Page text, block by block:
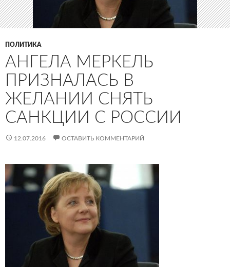
ПОЛИТИКА
АНГЕЛА МЕРКЕЛЬ
ПРИЗНАЛАСЬ В
ЖЕЛАНИИ СНЯТЬ
САНКЦИИ С РОССИИ
12.07.2016 ОСТАВИТЬ КОММЕНТАРИЙ